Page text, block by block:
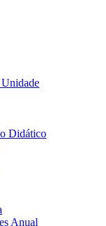
Didático
Anual